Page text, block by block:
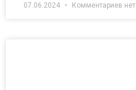
07.06.2024 Комментариев нет